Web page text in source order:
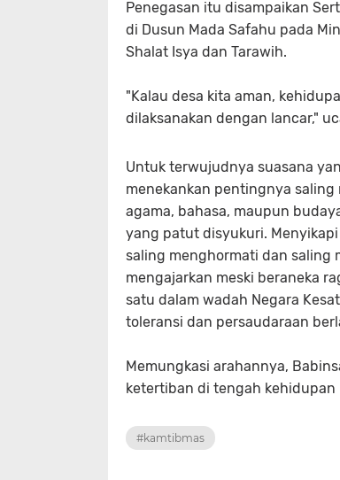
Penegasan itu disampaikan
di Dusun Mada Safahu pada
Shalat Isya dan Tarawih.
"Kalau desa kita aman,
dilaksanakan dengan lancar,"
Untuk terwujudnya suasana
menekankan pentingnya
agama, bahasa, maupun
yang patut disyukuri.
saling menghormati dan saling
mengajarkan meski beraneka
satu dalam wadah Negara
toleransi dan persaudaraan
Memungkasi arahannya,
ketertiban di tengah kehidupan
#kamtibmas